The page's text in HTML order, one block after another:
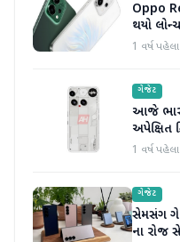
Oppo
થયો લોન્ચ
1 વર્ષ પહેલા
ગેજેટ
આજે
અપેક્ષિત
બીજું બધું
1 વર્ષ પહેલા
ગેજેટ
સેમસંગ
ના રોજ